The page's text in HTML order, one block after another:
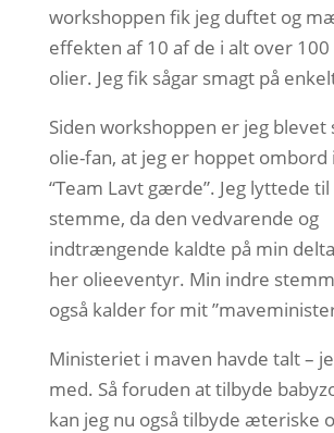
workshoppen fik jeg duftet og
effekten af 10 af de i alt over
olier. Jeg fik sågar smagt på
Siden workshoppen er jeg blevet
olie-fan, at jeg er hoppet ombord
“Team Lavt gærde”. Jeg lyttede
stemme, da den vedvarende og
indtrængende kaldte på min
her olieeventyr. Min indre
også kalder for mit
Ministeriet i maven havde talt –
med. Så foruden at tilbyde
kan jeg nu også tilbyde æteriske